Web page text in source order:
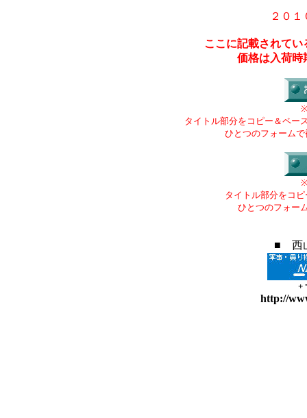
２０
ここに記載されて
価格は入荷時
タイトル部分をコピー＆ペー
ひとつのフォーム
タイトル部分をコ
ひとつのフォー
■ 西
+
http://